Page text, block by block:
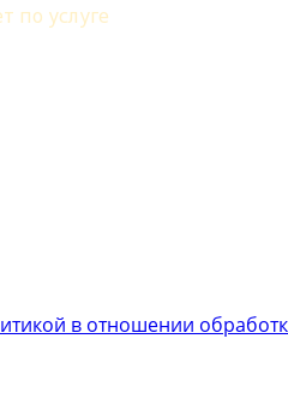
по услуге
в отношении